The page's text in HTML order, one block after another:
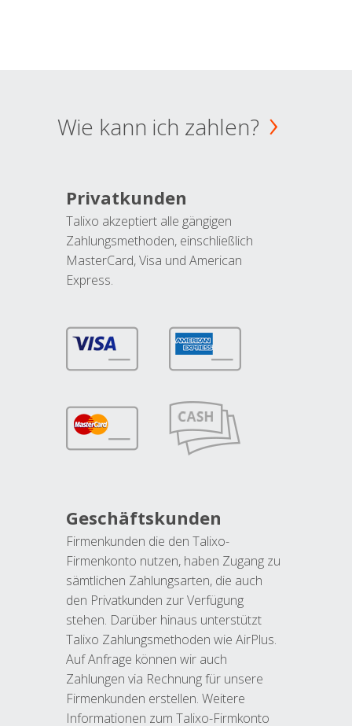
Wie kann ich zahlen?
Privatkunden
Talixo akzeptiert alle gängigen
Zahlungsmethoden, einschließlich
MasterCard, Visa und American
Express.
Geschäftskunden
Firmenkunden die den Talixo-
Firmenkonto nutzen, haben Zugang zu
sämtlichen Zahlungsarten, die auch
den Privatkunden zur Verfügung
stehen. Darüber hinaus unterstützt
Talixo Zahlungsmethoden wie AirPlus.
Auf Anfrage können wir auch
Zahlungen via Rechnung für unsere
Firmenkunden erstellen. Weitere
Informationen zum Talixo-Firmkonto